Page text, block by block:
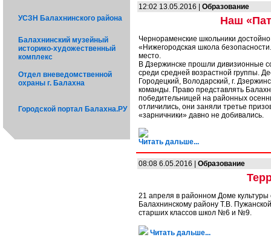
УСЗН Балахнинского района
Балахнинский музейный
историко-художественный
комплекс
Отдел вневедомственной
охраны г. Балахна
Городской портал Балахна.РУ
12:02 13.05.2016 | Образование
Наш
Чернораменские школьники
«Нижегородская школа
место.
В Дзержинске прошли дивизионные
среди средней возрастной группы.
Городецкий, Володарский, г.
команды. Право представлять
победительницей на районных
отличились, они заняли третье
«зарничники» давно не добивались.
Читать дальше...
08:08 6.05.2016 | Образование
21 апреля в районном Доме
Балахнинскому району Т.В.
старших классов школ №6 и №9.
Читать дальше...